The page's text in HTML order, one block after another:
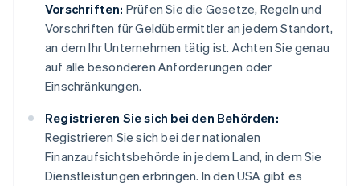
Vorschriften: Prüfen Sie die Gesetze, Regeln und
Vorschriften für Geldübermittler an jedem Standort,
an dem Ihr Unternehmen tätig ist. Achten Sie genau
auf alle besonderen Anforderungen oder
Einschränkungen.
Registrieren Sie sich bei den Behörden:
Registrieren Sie sich bei der nationalen
Finanzaufsichtsbehörde in jedem Land, in dem Sie
Dienstleistungen erbringen. In den USA gibt es